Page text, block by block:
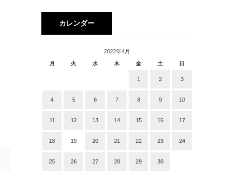
カレンダー
2022年4月
月
火 水 木 金 土 日
1 2 3
4 5 6 7 8 9 10
11 12 13 14 15 16 17
18 19 20 21 22 23 24
25 26 27 28 29 30